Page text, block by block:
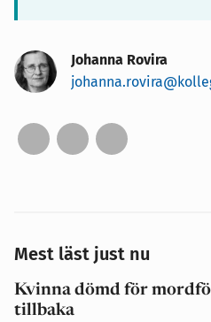
Johanna Rovira
Mest läst just nu
Kvinna dömd för
tillbaka